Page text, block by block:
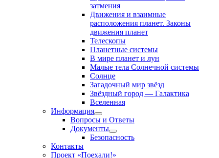
затмения
Движения и взаимные
расположения планет. Законы
движения планет
Телескопы
Планетные системы
В мире планет и лун
Малые тела Солнечной системы
Солнце
Загадочный мир звёзд
Звёздный город — Галактика
Вселенная
Информация
Show
sub
menu
Вопросы и Ответы
Документы
Show
sub
Безопасность
Контакты
Проект «Поехали!»